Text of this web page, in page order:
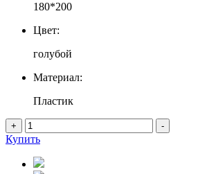
180*200
Цвет:
голубой
Материал:
Пластик
+ -
Купить